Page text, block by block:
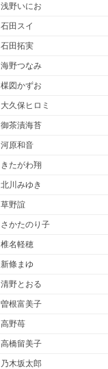
浅野いにお
石田スイ
石田拓実
海野つなみ
楳図かずお
大久保ヒロミ
御茶漬海苔
河原和音
きたがわ翔
北川みゆき
草野誼
さかたのり子
椎名軽穂
新條まゆ
清野とおる
曽根富美子
高野苺
高橋留美子
乃木坂太郎